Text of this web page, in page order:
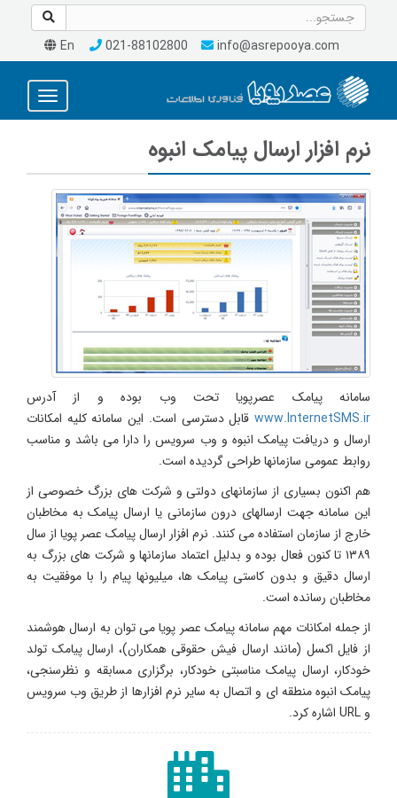
En 021-88102800 info@asrepooya.com
Toggle
نرم افزار ارسال پیامک انبوه
سامانه پیامک عصرپویا تحت وب بوده و از آدرس
www.InternetSMS.ir قابل دسترسی است. این سامانه کلیه امکانات
ارسال و دریافت پیامک انبوه و وب سرویس را دارا می باشد و مناسب
روابط عمومی سازمانها طراحی گردیده است.
هم اکنون بسیاری از سازمانهای دولتی و شرکت های بزرگ خصوصی از
این سامانه جهت ارسالهای درون سازمانی یا ارسال پیامک به مخاطبان
خارج از سازمان استفاده می کنند. نرم افزار ارسال پیامک عصر پویا از سال
۱۳۸۹ تا کنون فعال بوده و بدلیل اعتماد سازمانها و شرکت های بزرگ به
ارسال دقیق و بدون کاستی پیامک ها، میلیونها پیام را با موفقیت به
مخاطبان رسانده است.
از جمله امکانات مهم سامانه پیامک عصر پویا می توان به ارسال هوشمند
از فایل اکسل (مانند ارسال فیش حقوقی همکاران)، ارسال پیامک تولد
خودکار، ارسال پیامک مناسبتی خودکار، برگزاری مسابقه و نظرسنجی،
پیامک انبوه منطقه ای و اتصال به سایر نرم افزارها از طریق وب سرویس
و URL اشاره کرد.